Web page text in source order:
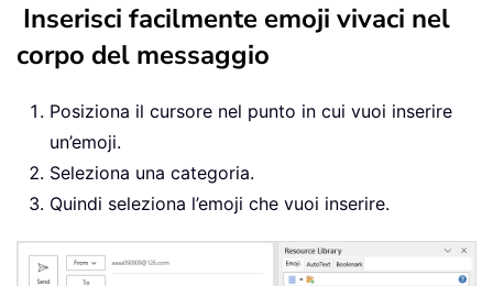
Inserisci facilmente emoji vivaci nel
corpo del messaggio
Posiziona il cursore nel punto in cui vuoi inserire
un’emoji.
Seleziona una categoria.
Quindi seleziona l’emoji che vuoi inserire.